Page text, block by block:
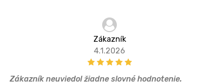
Zákazník
4.1.2026
Zákazník neuviedol žiadne slovné hodnotenie.